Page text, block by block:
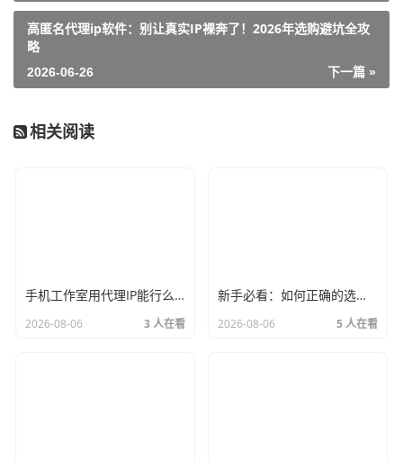
高匿名代理ip软件：别让真实IP裸奔了！2026年选购避坑全攻
略
下一篇 »
2026-06-26
相关阅读
手机工作室用代理IP能行么？过来人的经验告诉你答案
2026-08-06 3 人在看
新手必看：如何正确的选择代理ip软件，别再交智商税了
2026-08-06 5 人在看